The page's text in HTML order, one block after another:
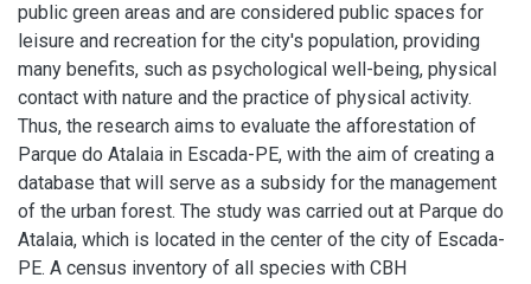
public green areas and are considered public spaces for
leisure and recreation for the city's population, providing
many benefits, such as psychological well-being, physical
contact with nature and the practice of physical activity.
Thus, the research aims to evaluate the afforestation of
Parque do Atalaia in Escada-PE, with the aim of creating a
database that will serve as a subsidy for the management
of the urban forest. The study was carried out at Parque do
Atalaia, which is located in the center of the city of Escada-
PE. A census inventory of all species with CBH